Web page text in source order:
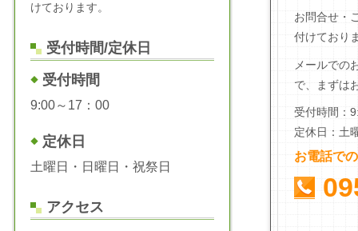
お問合せ・
付けており
メールでの
で、まずは
受付時間：
定休日：土
お電話で
けております。
受付時間/定休日
受付時間
9:00～17：00
定休日
土曜日・日曜日・祝祭日
アクセス